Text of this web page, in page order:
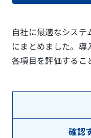
自社に最適なシステ
にまとめました。導
各項目を評価するこ
確認